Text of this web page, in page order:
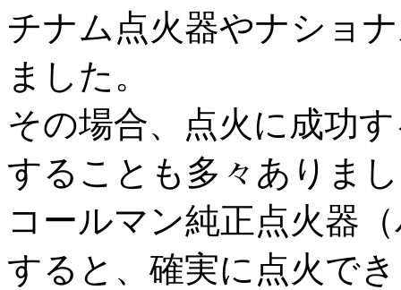
チナム点火器やナショ
ました。
その場合、点火に成功
することも多々ありま
コールマン純正点火器
すると、確実に点火で